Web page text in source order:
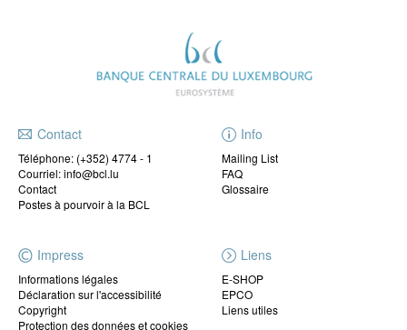
Contact
Téléphone: (+352) 4774 - 1
Courriel: info@bcl.lu
Contact
Postes à pourvoir à la BCL
Info
Mailing List
FAQ
Glossaire
Impress
Informations légales
Déclaration sur l'accessibilité
Copyright
Protection des données et cookies
Liens
E-SHOP
EPCO
Liens utiles